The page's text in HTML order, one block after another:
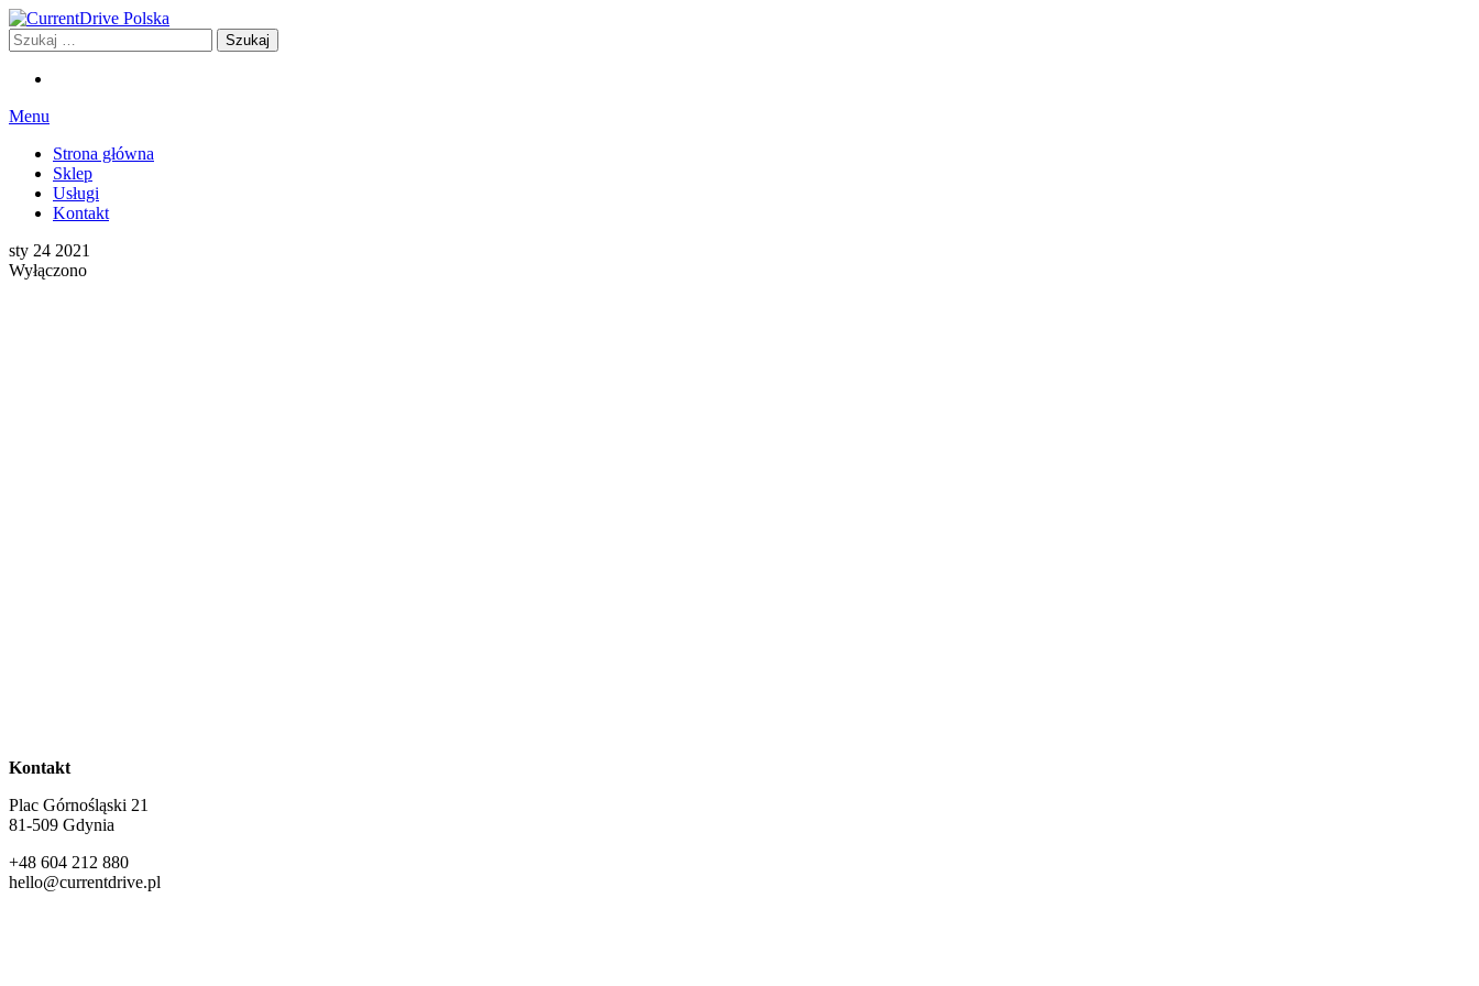
Przejdź
do
treści
CurrentDrive Polska
Stacje ładowania dla Twojego samochodu
Szukaj:
Menu
Strona główna
Sklep
Usługi
Kontakt
sty 24 2021
Wyłączono
Kontakt
Plac Górnośląski 21
81-509 Gdynia
+48 604 212 880
hello@currentdrive.pl